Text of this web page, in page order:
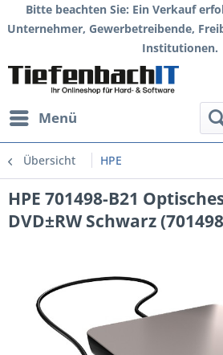
Bitte beachten Sie: Ein Verkauf
Unternehmer, Gewerbetreibende,
Institutionen.
Menü
Übersicht HPE
HPE 701498-B21
DVD±RW Schwarz